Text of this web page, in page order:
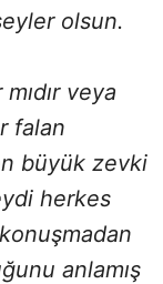
olsun.
veya
falan
büyük zevki
herkes
anlamış